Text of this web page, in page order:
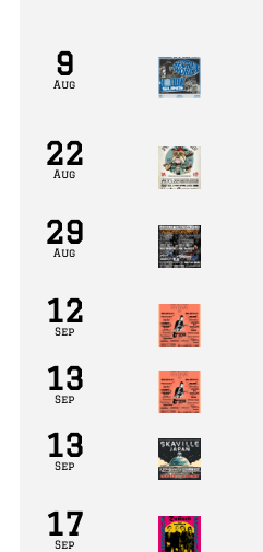
9
Aug
22
Aug
29
Aug
12
Sep
13
Sep
13
Sep
17
Sep